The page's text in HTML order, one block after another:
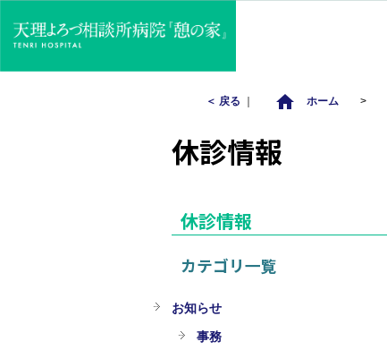
＜ 戻る ｜ home ホーム >
休診情報
休診情報
カテゴリ一覧
お知らせ
事務